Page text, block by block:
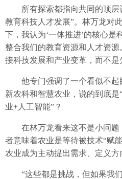
所有探索都指向共同的顶层
教育科技人才发展”。林万龙对
下，我认为‘一体推进’的核心
整合我们的教育资源和人才资
接科技发展和产业变革，而不
他专门强调了一个看似不起
新农科和智慧农业，说的到底是
业+人工智能”？
在林万龙看来这不是小问题
者意味着农业是等待被技术“赋
农业成为主动提出需求、定义方
“这些都是挑战，但如果我们